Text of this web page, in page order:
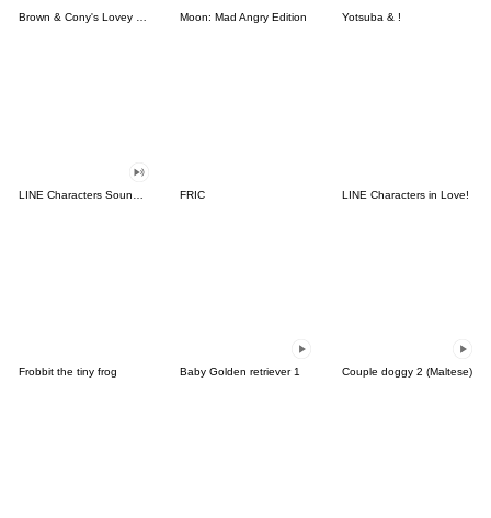
Brown & Cony's Lovey Dovey Date Moon: Mad Angry Edition Yotsuba & !
FRIC LINE Characters in Love!
Frobbit the tiny frog Baby Golden retriever 1 Couple doggy 2 (Maltese)